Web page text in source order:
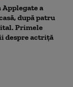
a
după patru
Primele
despre actriță